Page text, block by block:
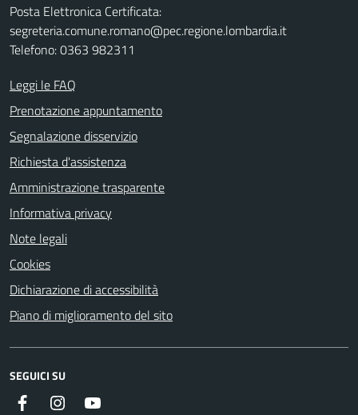
Posta Elettronica Certificata:
segreteria.comune.romano@pec.regione.lombardia.it
Telefono: 0363 982311
Leggi le FAQ
Prenotazione appuntamento
Segnalazione disservizio
Richiesta d'assistenza
Amministrazione trasparente
Informativa privacy
Note legali
Cookies
Dichiarazione di accessibilità
Piano di miglioramento del sito
SEGUICI SU
Facebook Instagram